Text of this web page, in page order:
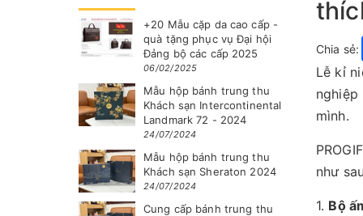
Chia sẻ:
Lễ kỉ
mình.
như
1. Bộ
+20 Mẫu cặp da cao cấp -
quà tặng phục vụ Đại hội
Đảng bộ các cấp 2025
06/02/2025
Mẫu hộp bánh trung thu
Khách sạn Intercontinental
Landmark 72 - 2024
24/07/2024
Mẫu hộp bánh trung thu
Khách sạn Sheraton 2024
24/07/2024
Cung cấp bánh trung thu